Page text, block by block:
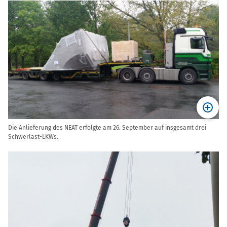
Die Anlieferung des NEAT erfolgte am 26. September auf insgesamt drei
Schwerlast-LKWs.